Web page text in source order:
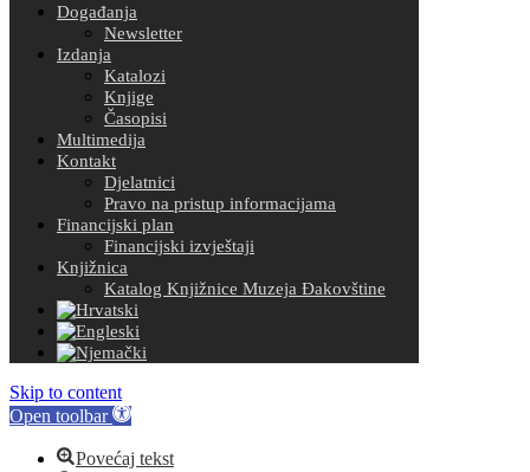
Događanja
Newsletter
Izdanja
Katalozi
Knjige
Časopisi
Multimedija
Kontakt
Djelatnici
Pravo na pristup informacijama
Financijski plan
Financijski izvještaji
Knjižnica
Katalog Knjižnice Muzeja Đakovštine
Skip to content
Open toolbar
Povećaj tekst